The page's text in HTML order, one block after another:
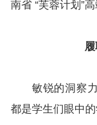
南省 “芙蓉计划”
敏锐的洞察
都是学生们眼中的